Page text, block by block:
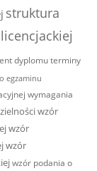
struktura
dyplomu terminy
egzaminu
wymagania
wzór
wzór
wzór
wzór podania o